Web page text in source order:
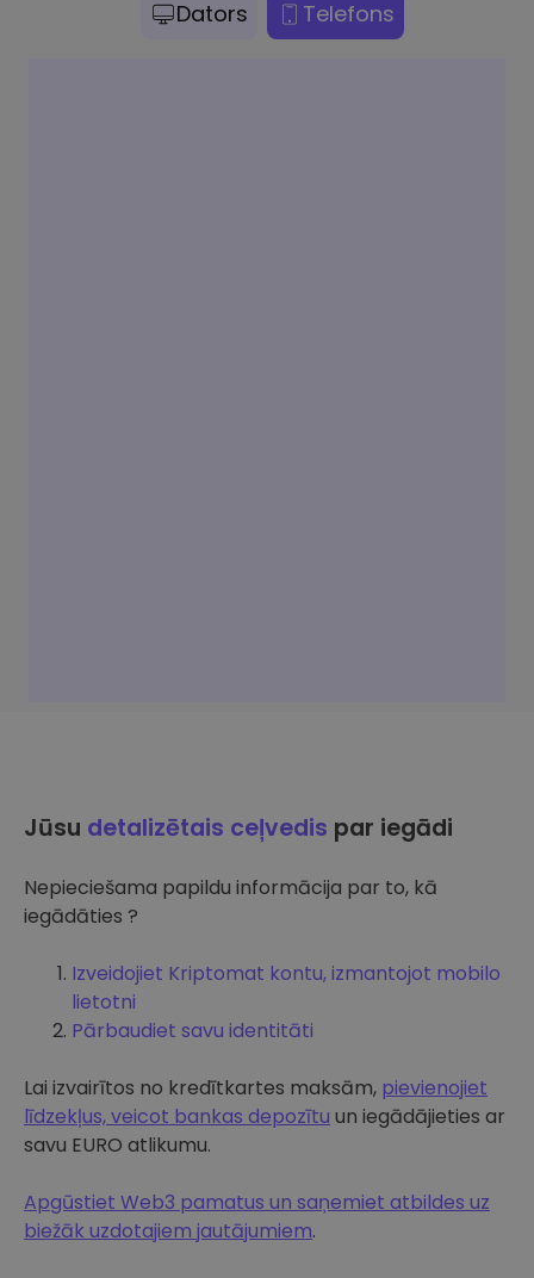
Dators Telefons
Jūsu detalizētais ceļvedis par iegādi
Nepieciešama papildu informācija par to, kā
iegādāties ?
Izveidojiet Kriptomat kontu, izmantojot mobilo
lietotni
Pārbaudiet savu identitāti
Lai izvairītos no kredītkartes maksām, pievienojiet
līdzekļus, veicot bankas depozītu un iegādājieties ar
savu EURO atlikumu.
Apgūstiet Web3 pamatus un saņemiet atbildes uz
biežāk uzdotajiem jautājumiem.